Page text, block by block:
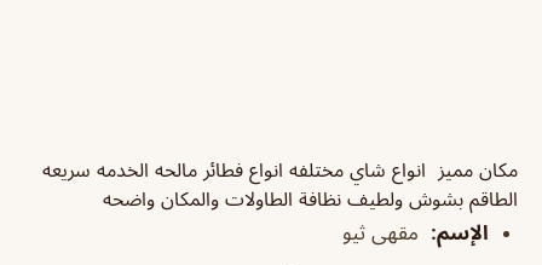
مكان مميز انواع شاي مختلفه انواع فطائر مالحه الخدمه سريعه
الطاقم بشوش ولطيف نظافة الطاولات والمكان واضحه
الإسم: مقهى ثيو